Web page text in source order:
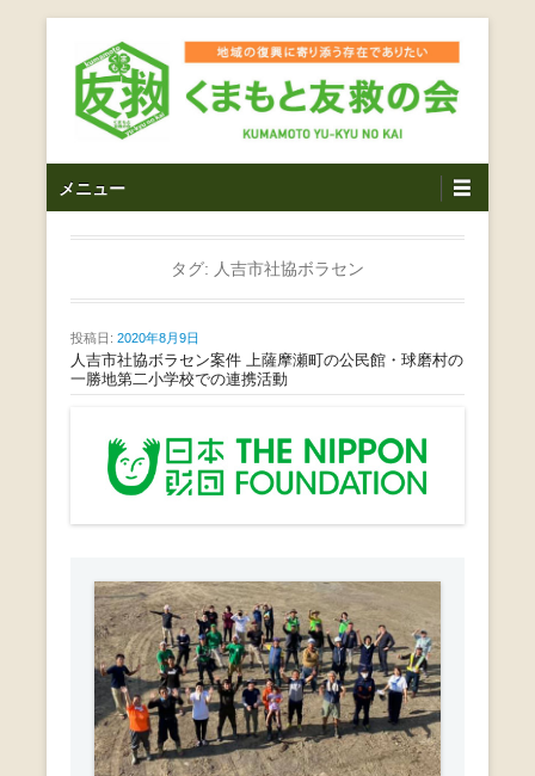
ス
くまもと友救の会｜地域
の復興に寄り添う存在で
ありたい｜熊本県上益城
ィア
し代表松岡亮太を中心に、熊本地震発生直後から被災者の
復興・生活再建を目的に活動しているボランティア団体で
イ
メニュー
タグ: 人吉市社協ボラセン
投稿日: 2020年8月9日
人吉市社協ボラセン案件 上薩摩瀬町の公民館・球磨村の
一勝地第二小学校での連携活動